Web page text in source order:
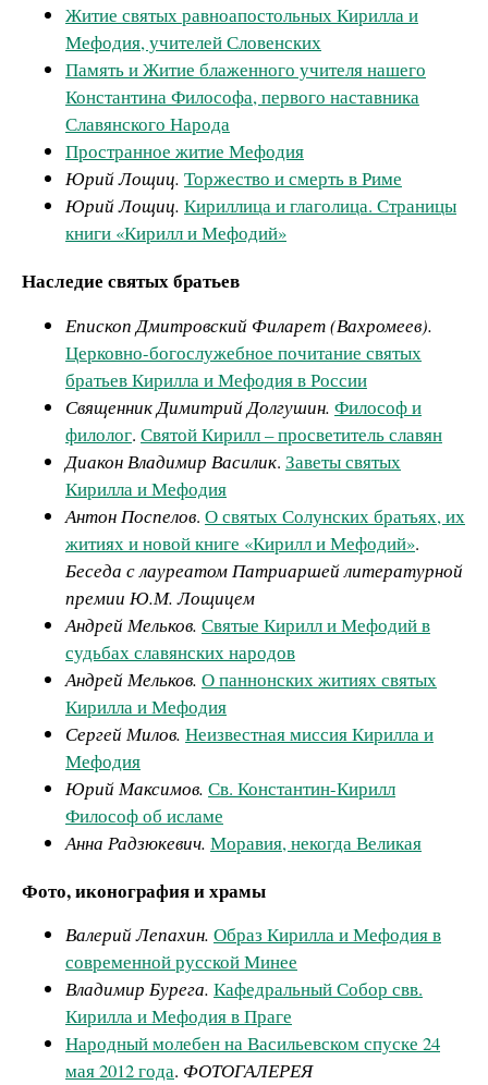
Житие святых равноапостольных Кирилла и
Мефодия, учителей Словенских
Память и Житие блаженного учителя нашего
Константина Философа, первого наставника
Славянского Народа
Пространное житие Мефодия
Юрий Лощиц. Торжество и смерть в Риме
Юрий Лощиц. Кириллица и глаголица. Страницы
книги «Кирилл и Мефодий»
Наследие святых братьев
Епископ Дмитровский Филарет (Вахромеев).
Церковно-богослужебное почитание святых
братьев Кирилла и Мефодия в России
Священник Димитрий Долгушин. Философ и
филолог. Святой Кирилл – просветитель славян
Диакон Владимир Василик. Заветы святых
Кирилла и Мефодия
Антон Поспелов. О святых Солунских братьях, их
житиях и новой книге «Кирилл и Мефодий».
Беседа с лауреатом Патриаршей литературной
премии Ю.М. Лощицем
Андрей Мельков. Святые Кирилл и Мефодий в
судьбах славянских народов
Андрей Мельков. О паннонских житиях святых
Кирилла и Мефодия
Сергей Милов. Неизвестная миссия Кирилла и
Мефодия
Юрий Максимов. Св. Константин-Кирилл
Философ об исламе
Анна Радзюкевич. Моравия, некогда Великая
Фото, иконография и храмы
Валерий Лепахин. Образ Кирилла и Мефодия в
современной русской Минее
Владимир Бурега. Кафедральный Собор свв.
Кирилла и Мефодия в Праге
Народный молебен на Васильевском спуске 24
мая 2012 года. ФОТОГАЛЕРЕЯ